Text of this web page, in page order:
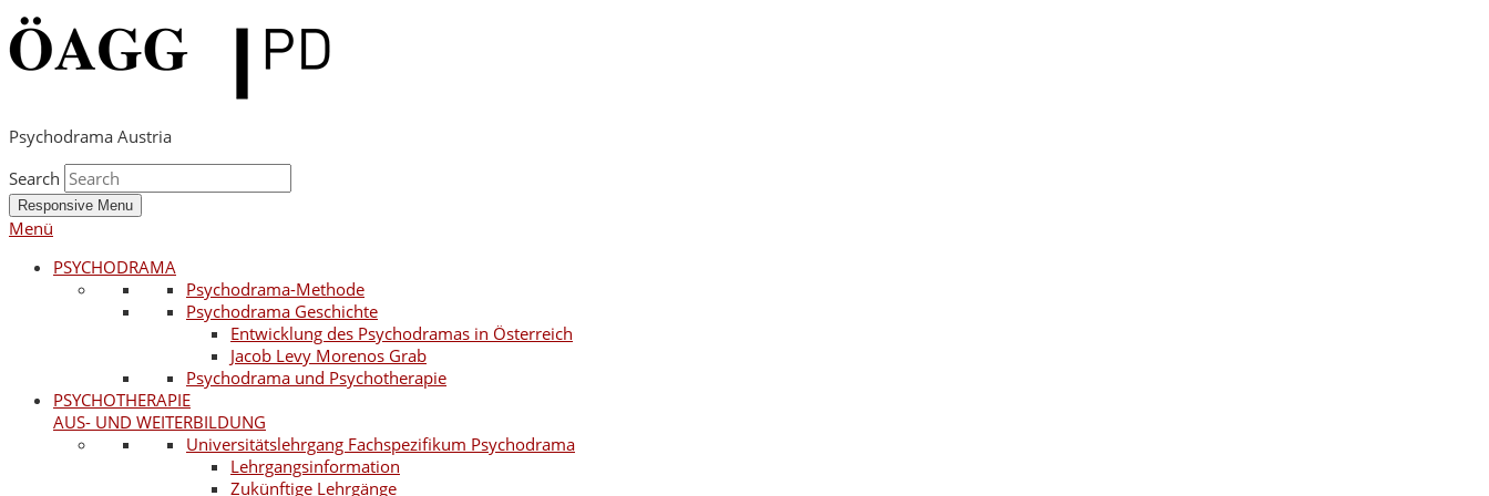
Psychodrama Austria
Search
Responsive Menu
Menü
PSYCHODRAMA
Psychodrama-Methode
Psychodrama Geschichte
Entwicklung des Psychodramas in Österreich
Jacob Levy Morenos Grab
Psychodrama und Psychotherapie
PSYCHOTHERAPIE
AUS- UND WEITERBILDUNG
Universitätslehrgang Fachspezifikum Psychodrama
Lehrgangsinformation
Zukünftige Lehrgänge